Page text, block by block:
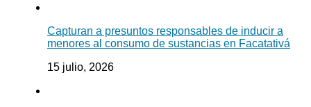
Capturan a presuntos responsables de inducir a
menores al consumo de sustancias en Facatativá
15 julio, 2026